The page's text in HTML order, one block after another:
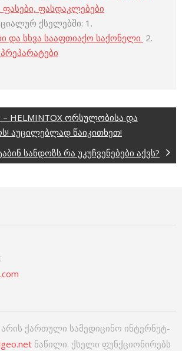
ფასები, ფასდაკლებები
ქსელებში: 1.
და სხვა სააფთიაქო საქონელი 2.
HELMINTOX ორსულობისა და
აუცილებლად წაიკითხეთ!
სანდოზს რა უკუჩვენებები აქვს?
არის ქართული სამედიცინო ინტერნეტ-
ნაწილი. ქსელი ფუნქციონირებს